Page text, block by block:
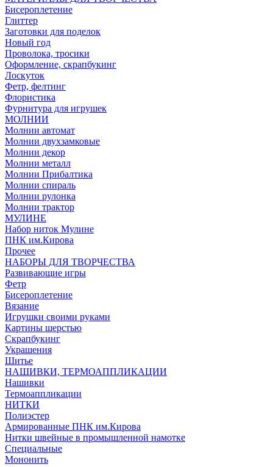
Бисероплетение
Глиттер
Заготовки для поделок
Новый год
Проволока, тросики
Оформление, скрапбукинг
Лоскуток
Фетр, фелтинг
Флористика
Фурнитура для игрушек
МОЛНИИ
Молнии автомат
Молнии двухзамковые
Молнии декор
Молнии металл
Молнии Прибалтика
Молнии спираль
Молнии рулонка
Молнии трактор
МУЛИНЕ
Набор ниток Мулине
ПНК им.Кирова
Прочее
НАБОРЫ ДЛЯ ТВОРЧЕСТВА
Развивающие игры
Фетр
Бисероплетение
Вязание
Игрушки своими руками
Картины шерстью
Скрапбукинг
Украшения
Шитье
НАШИВКИ, ТЕРМОАППЛИКАЦИИ
Нашивки
Термоаппликации
НИТКИ
Полиэстер
Армированные ПНК им.Кирова
Нитки швейные в промышленной намотке
Специальные
Мононить